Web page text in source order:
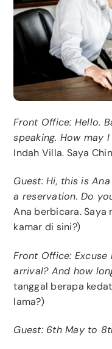
Front Office: Hello.
speaking. How may
Indah Villa. Saya
Guest: Hi, this is
a reservation. Do
Ana berbicara. Saya
kamar di sini?)
Front Office:
arrival? And how
tanggal berapa
lama?)
Guest: 6th May to